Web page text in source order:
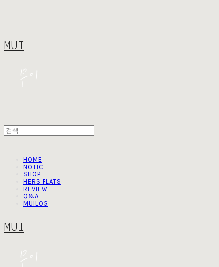
MUI
HOME
NOTICE
SHOP
HERS FLATS
REVIEW
Q&A
MUILOG
MUI